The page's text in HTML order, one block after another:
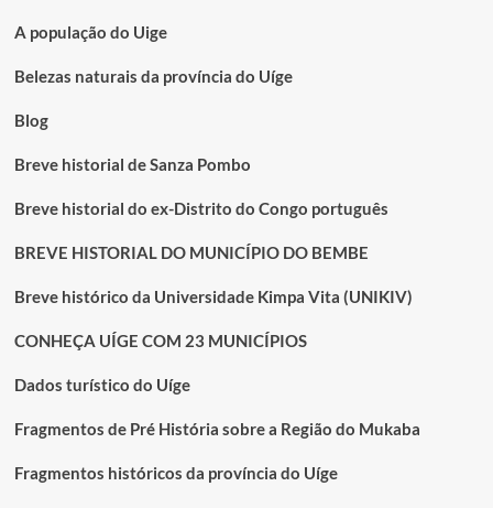
tela
para
A população do Uige
Belezas naturais da província do Uíge
Blog
Breve historial de Sanza Pombo
Breve historial do ex-Distrito do Congo português
BREVE HISTORIAL DO MUNICÍPIO DO BEMBE
Breve histórico da Universidade Kimpa Vita (UNIKIV)
CONHEÇA UÍGE COM 23 MUNICÍPIOS
Dados turístico do Uíge
Fragmentos de Pré História sobre a Região do Mukaba
Fragmentos históricos da província do Uíge